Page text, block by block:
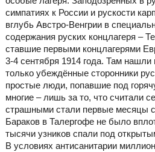
симпатиях к России и рускости
вглубь Австро-Венгрии в
содержания руских концлагеря –
ставшие первыми концлагерями
3-4 сентября 1914 года. Там
только убеждённые сторонники
простые люди, попавшие под
многие – лишь за то, что считали
страшными стали первые месяцы
Бараков в Талергофе не было
тысячи узников спали под
В условиях антисанитарии